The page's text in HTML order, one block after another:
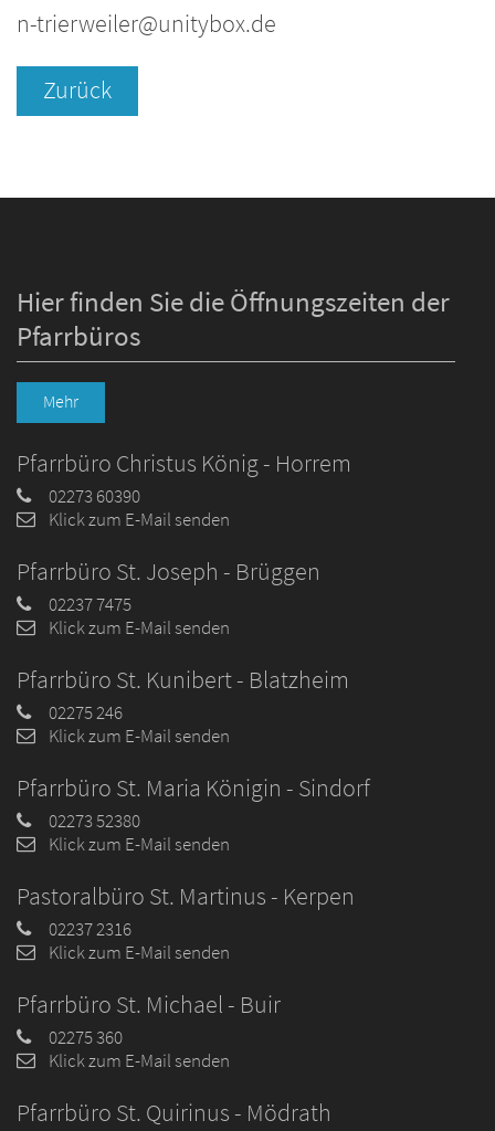
n-trierweiler@unitybox.de
Zurück
Hier finden Sie die Öffnungszeiten der
Pfarrbüros
Mehr
Pfarrbüro Christus König - Horrem
02273 60390
Klick zum E-Mail senden
Pfarrbüro St. Joseph - Brüggen
02237 7475
Klick zum E-Mail senden
Pfarrbüro St. Kunibert - Blatzheim
02275 246
Klick zum E-Mail senden
Pfarrbüro St. Maria Königin - Sindorf
02273 52380
Klick zum E-Mail senden
Pastoralbüro St. Martinus - Kerpen
02237 2316
Klick zum E-Mail senden
Pfarrbüro St. Michael - Buir
02275 360
Klick zum E-Mail senden
Pfarrbüro St. Quirinus - Mödrath